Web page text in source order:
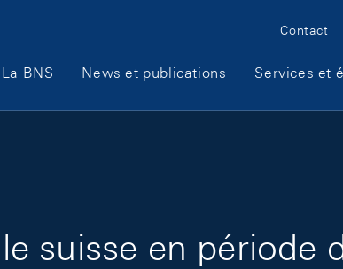
Meta
Contact
Main Navigation
La BNS News et publications Services et
suisse en période